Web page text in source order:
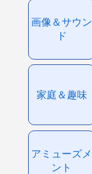
画像＆サウン
ド
家庭＆趣味
アミューズメ
ント